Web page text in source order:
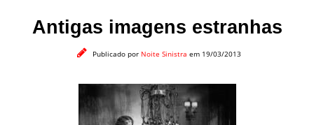
Antigas imagens estranhas
Publicado por Noite Sinistra em 19/03/2013